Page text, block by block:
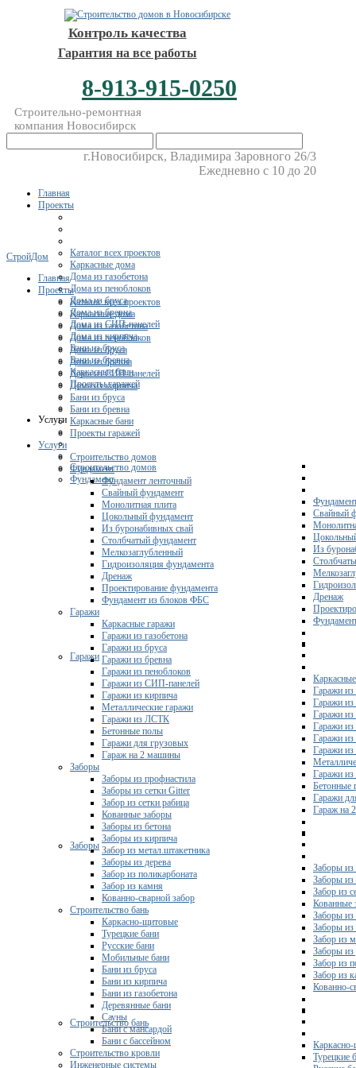
Контроль качества
Гарантия на все работы
8-913-915-0250
Строительно-ремонтная
компания Новосибирск
г.Новосибирск, Владимира Заровного 26/3
Ежедневно с 10 до 20
Главная
Проекты
Каталог всех проектов
Каркасные дома
Дома из газобетона
Дома из пеноблоков
Дома из бруса
Дома из бревна
Дома из СИП-панелей
Дома из кирпича
Бани из бруса
Бани из бревна
Каркасные бани
Проекты гаражей
Услуги
Строительство домов
Фундамент
Свайный
Из
Дренаж
Гаражи
Гаражи из
Гаражи из
Гаражи из
Гаражи из
Гаражи
Гаражи из
Гаражи
Бетонные
Гаражи
Гараж на
Заборы
Заборы из
Заборы из
Забор из
Кованные
Заборы из
Заборы из
Забор из
Заборы из
Забор из
Забор из
Кованно-
Строительство бань
Турецкие
СтройДом
Главная
Проекты
Каталог всех проектов
Каркасные дома
Дома из газобетона
Дома из пеноблоков
Дома из бруса
Дома из бревна
Дома из СИП-панелей
Дома из кирпича
Бани из бруса
Бани из бревна
Каркасные бани
Проекты гаражей
Услуги
Строительство домов
Фундамент
Фундамент ленточный
Свайный фундамент
Монолитная плита
Цокольный фундамент
Из буронабивных свай
Столбчатый фундамент
Мелкозаглубленный
Гидроизоляция фундамента
Дренаж
Проектирование фундамента
Фундамент из блоков ФБС
Гаражи
Каркасные гаражи
Гаражи из газобетона
Гаражи из бруса
Гаражи из бревна
Гаражи из пеноблоков
Гаражи из СИП-панелей
Гаражи из кирпича
Металлические гаражи
Гаражи из ЛСТК
Бетонные полы
Гаражи для грузовых
Гараж на 2 машины
Заборы
Заборы из профнастила
Заборы из сетки Gitter
Забор из сетки рабица
Кованные заборы
Заборы из бетона
Заборы из кирпича
Забор из метал.штакетника
Заборы из дерева
Забор из поликарбоната
Забор из камня
Кованно-сварной забор
Строительство бань
Каркасно-щитовые
Турецкие бани
Русские бани
Мобильные бани
Бани из бруса
Бани из кирпича
Бани из газобетона
Деревянные бани
Сауны
Бани с мансардой
Бани с бассейном
Строительство кровли
Инженерные системы